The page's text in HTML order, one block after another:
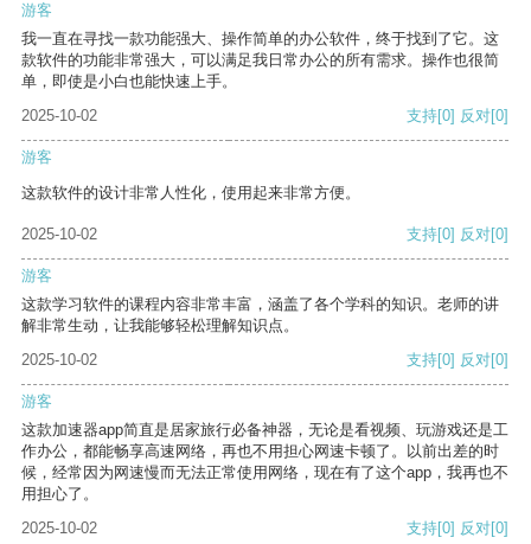
游客
我一直在寻找一款功能强大、操作简单的办公软件，终于找到了它。这
款软件的功能非常强大，可以满足我日常办公的所有需求。操作也很简
单，即使是小白也能快速上手。
2025-10-02
支持[0] 反对[0]
游客
这款软件的设计非常人性化，使用起来非常方便。
2025-10-02 支持[0] 反对[0]
游客
这款学习软件的课程内容非常丰富，涵盖了各个学科的知识。老师的讲
解非常生动，让我能够轻松理解知识点。
2025-10-02
支持[0] 反对[0]
游客
这款加速器app简直是居家旅行必备神器，无论是看视频、玩游戏还是工
作办公，都能畅享高速网络，再也不用担心网速卡顿了。以前出差的时
候，经常因为网速慢而无法正常使用网络，现在有了这个app，我再也不
用担心了。
2025-10-02
支持[0] 反对[0]